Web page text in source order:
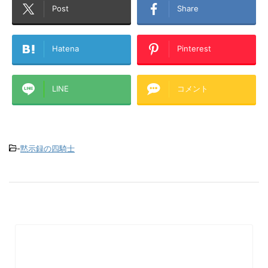
Post Share
Hatena Pinterest
LINE コメント
-黙示録の四騎士